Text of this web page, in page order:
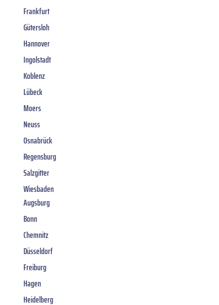
Frankfurt
Gütersloh
Hannover
Ingolstadt
Koblenz
Lübeck
Moers
Neuss
Osnabrück
Regensburg
Salzgitter
Wiesbaden
Augsburg
Bonn
Chemnitz
Düsseldorf
Freiburg
Hagen
Heidelberg